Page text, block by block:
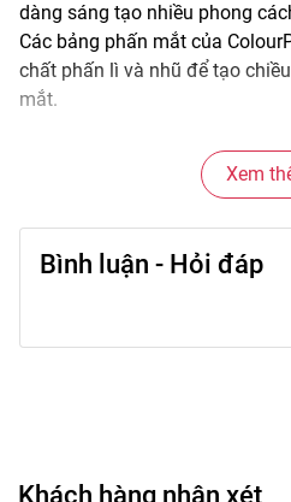
dàng sáng tạo nhiều phong
Các bảng phấn mắt của
chất phấn lì và nhũ để tạo
mắt.
Chất phấn mịn và dễ tán giúp
giản hơn, phù hợp từ trang
makeup nổi bật cho các dịp đặc
🌟Đặc điểm nổi
• Kết hợp nhiều chất phấn:
Xem
Bình luận - Hỏi đáp
Khách hàng nhận xét